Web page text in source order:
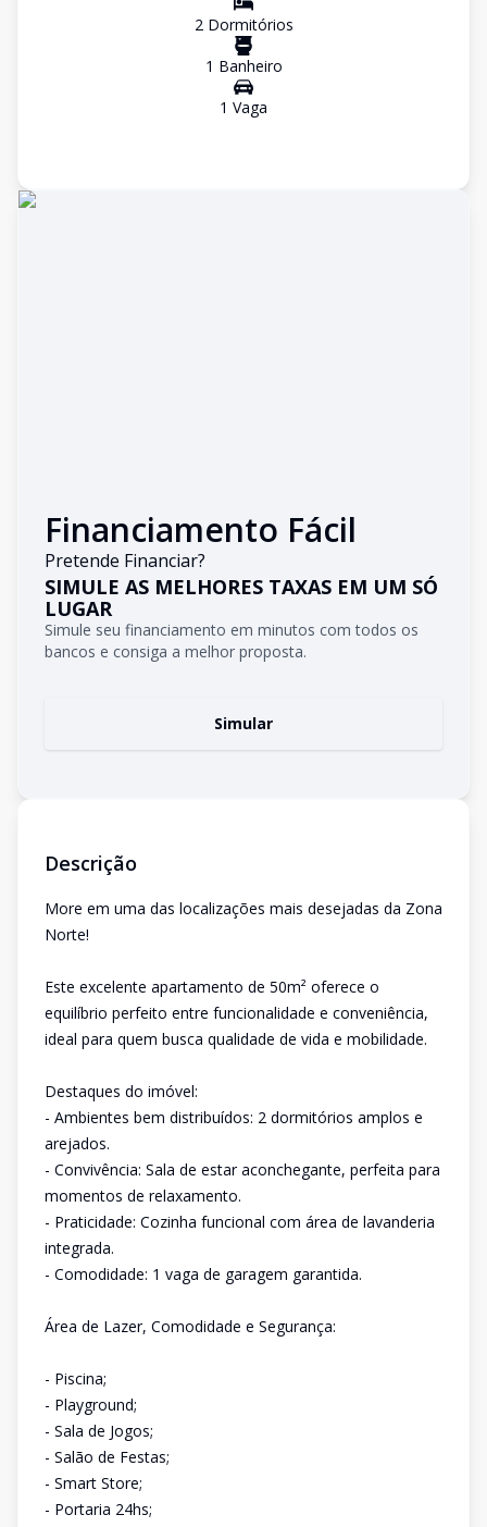
2Dormitórios
1 Banheiro
1 Vaga
Financiamento Fácil
Pretende Financiar?
SIMULE AS MELHORES TAXAS EM UM SÓ
LUGAR
Simule seu financiamento em minutos com todos os
bancos e consiga a melhor proposta.
Simular
Descrição
More em uma das localizações mais desejadas da Zona
Norte!
Este excelente apartamento de 50m² oferece o
equilíbrio perfeito entre funcionalidade e conveniência,
ideal para quem busca qualidade de vida e mobilidade.
Destaques do imóvel:
- Ambientes bem distribuídos: 2 dormitórios amplos e
arejados.
- Convivência: Sala de estar aconchegante, perfeita para
momentos de relaxamento.
- Praticidade: Cozinha funcional com área de lavanderia
integrada.
- Comodidade: 1 vaga de garagem garantida.
Área de Lazer, Comodidade e Segurança:
- Piscina;
- Playground;
- Sala de Jogos;
- Salão de Festas;
- Smart Store;
- Portaria 24hs;